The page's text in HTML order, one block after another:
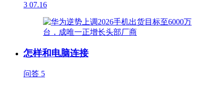
3 07.16
怎样和电脑连接
问答 5